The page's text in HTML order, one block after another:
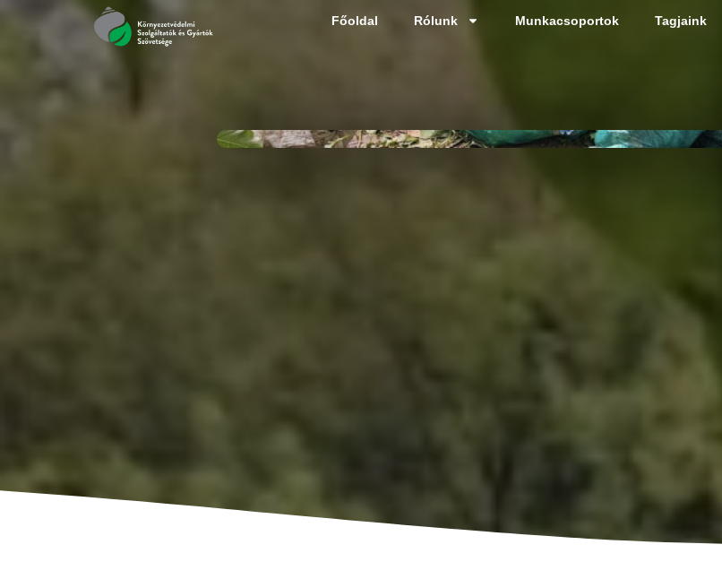
Főoldal Rólunk Munkacsoportok Tagjaink